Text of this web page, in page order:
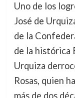
Uno de los
José de
de la
de la histórica
Urquiza
Rosas, quien
más de dos